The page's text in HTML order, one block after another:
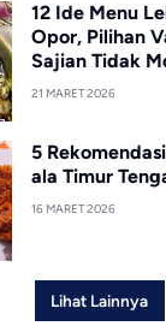
12 Ide Menu
Opor, Pilihan
Sajian Tidak
21 MARET 2026
5
ala Timur
16 MARET 2026
Lihat Lainnya